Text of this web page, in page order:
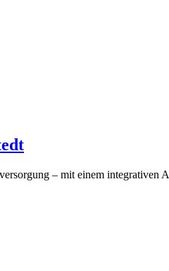
– mit einem integrativen